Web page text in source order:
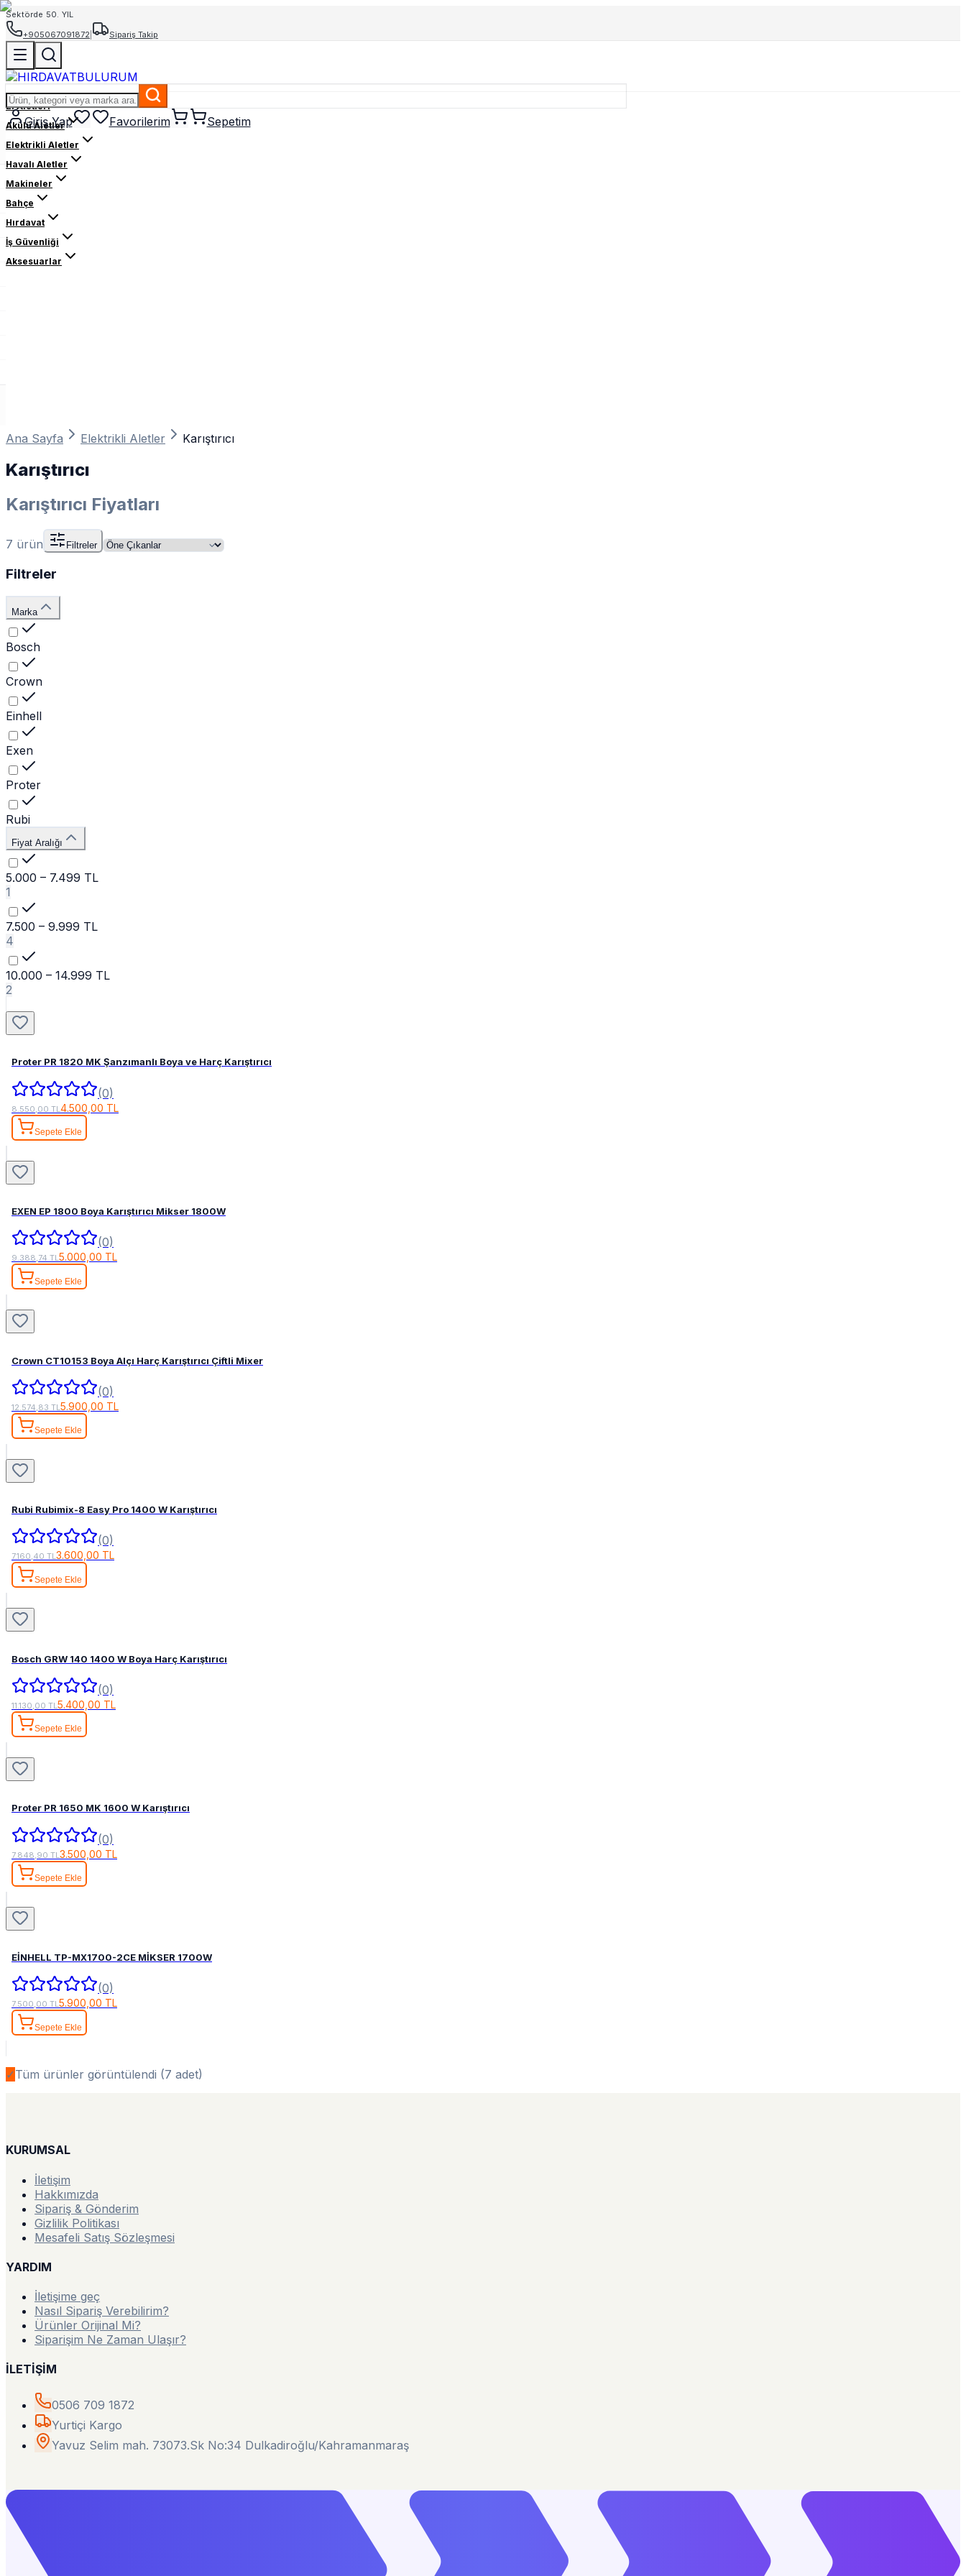
Sektörde 50. YIL
+905067091872
Sipariş Takip
Giriş Yap Favorilerim Sepetim
El Aletleri
Akülü Aletler
Elektrikli Aletler
Havalı Aletler
Makineler
Bahçe
Hırdavat
İş Güvenliği
Aksesuarlar
Ana Sayfa Elektrikli Aletler Karıştırıcı
Karıştırıcı
Karıştırıcı Fiyatları
7 ürün Filtreler
Filtreler
Marka
Bosch
Crown
Einhell
Exen
Proter
Rubi
Fiyat Aralığı
5.000 – 7.499 TL
1
7.500 – 9.999 TL
4
10.000 – 14.999 TL
2
Proter PR 1820 MK Şanzımanlı Boya ve Harç Karıştırıcı
(0)
8.550,00 TL 4.500,00 TL
Sepete Ekle
EXEN EP 1800 Boya Karıştırıcı Mikser 1800W
(0)
9.388,74 TL5.000,00 TL
Sepete Ekle
Crown CT10153 Boya Alçı Harç Karıştırıcı Çiftli Mixer
(0)
12.574,83 TL5.900,00 TL
Sepete Ekle
Rubi Rubimix-8 Easy Pro 1400 W Karıştırıcı
(0)
7.160,40 TL3.600,00 TL
Sepete Ekle
Bosch GRW 140 1400 W Boya Harç Karıştırıcı
(0)
11.130,00 TL5.400,00 TL
Sepete Ekle
Proter PR 1650 MK 1600 W Karıştırıcı
(0)
7.848,90 TL 3.500,00 TL
Sepete Ekle
EİNHELL TP-MX1700-2CE MİKSER 1700W
(0)
7.500,00 TL5.900,00 TL
Sepete Ekle
✓Tüm ürünler görüntülendi (7 adet)
KURUMSAL
İletişim
Hakkımızda
Sipariş & Gönderim
Gizlilik Politikası
Mesafeli Satış Sözleşmesi
YARDIM
İletişime geç
Nasıl Sipariş Verebilirim?
Ürünler Orijinal Mi?
Siparişim Ne Zaman Ulaşır?
İLETİŞİM
0506 709 1872
Yurtiçi Kargo
Yavuz Selim mah. 73073.Sk No:34 Dulkadiroğlu/Kahramanmaraş